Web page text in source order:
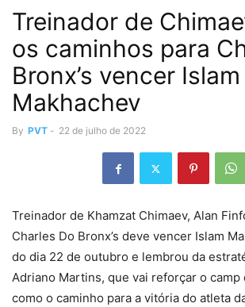
Treinador de
os caminhos para
Bronx’s vencer Islam
Makhachev
By PVT - 22 de julho de 2022
Treinador de Khamzat Chimaev, Alan
Charles Do Bronx’s deve vencer Islam
do dia 22 de outubro e lembrou da
Adriano Martins, que vai reforçar o camp
como o caminho para a vitória do atleta